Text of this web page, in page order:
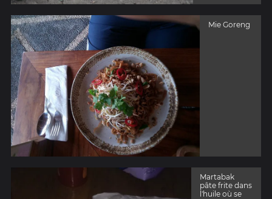
Mie Goreng
Martabak
pâte frite dans
l'huile où se